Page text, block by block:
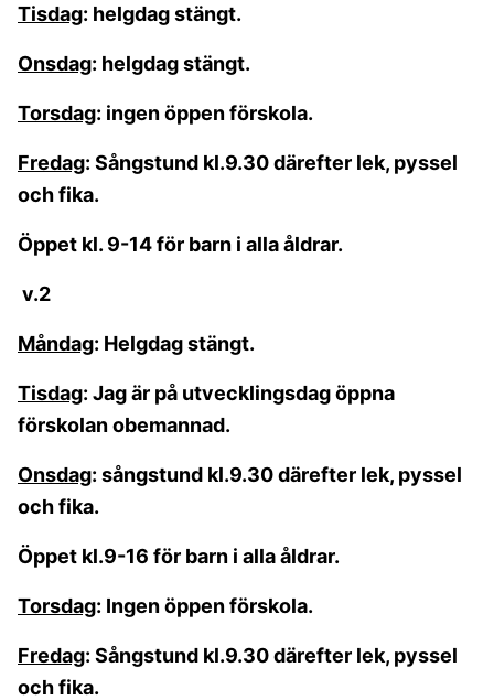
Tisdag: helgdag stängt.
Onsdag: helgdag stängt.
Torsdag: ingen öppen förskola.
Fredag: Sångstund kl.9.30 därefter lek, pyssel
och fika.
Öppet kl. 9-14 för barn i alla åldrar.
v.2
Måndag: Helgdag stängt.
Tisdag: Jag är på utvecklingsdag öppna
förskolan obemannad.
Onsdag: sångstund kl.9.30 därefter lek, pyssel
och fika.
Öppet kl.9-16 för barn i alla åldrar.
Torsdag: Ingen öppen förskola.
Fredag: Sångstund kl.9.30 därefter lek, pyssel
och fika.